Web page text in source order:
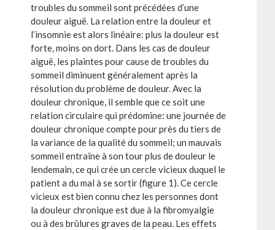
troubles du sommeil sont précédées d’une
douleur aiguë. La relation entre la douleur et
l’insomnie est alors linéaire: plus la douleur est
forte, moins on dort. Dans les cas de douleur
aiguë, les plaintes pour cause de troubles du
sommeil diminuent généralement après la
résolution du problème de douleur. Avec la
douleur chronique, il semble que ce soit une
relation circulaire qui prédomine: une journée de
douleur chronique compte pour près du tiers de
la variance de la qualité du sommeil; un mauvais
sommeil entraîne à son tour plus de douleur le
lendemain, ce qui crée un cercle vicieux duquel le
patient a du mal à se sortir (figure 1). Ce cercle
vicieux est bien connu chez les personnes dont
la douleur chronique est due à la fibromyalgie
ou à des brûlures graves de la peau. Les effets